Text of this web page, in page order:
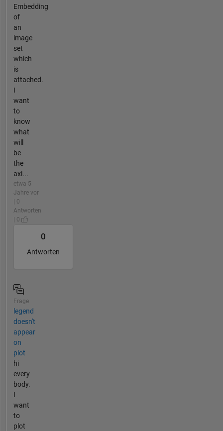
Embedding
of
an
image
set
which
is
attached.
I
want
to
know
what
will
be
the
axi...
etwa 5
Jahre vor
| 0
Antworten
| 0
0
Antworten
Frage
legend
doesn't
appear
on
plot
hi
every
body.
I
want
to
plot